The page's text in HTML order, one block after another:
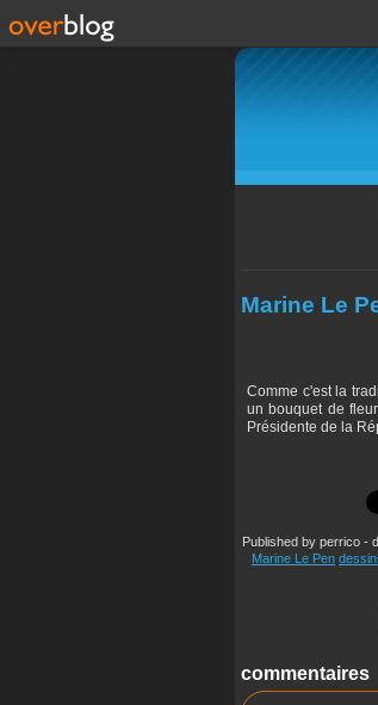
Marine Le
Comme c'est la
un bouquet de
Présidente de la
Published by perrico -
Marine Le Pen
commentaires